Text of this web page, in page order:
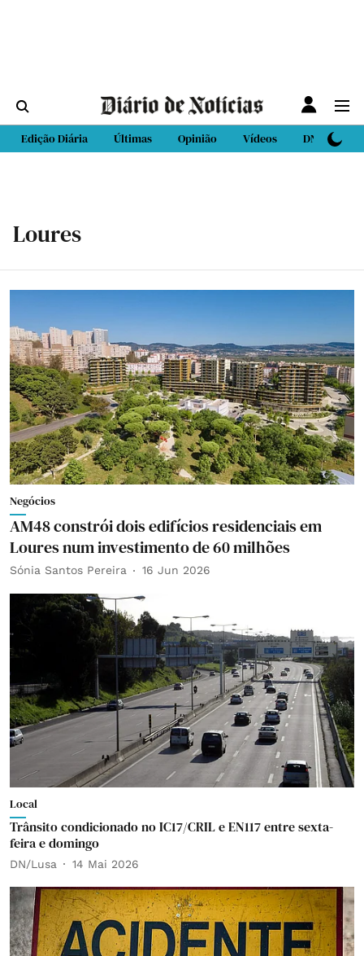
Edição Diária Últimas Opinião Vídeos DN Sport
Loures
Negócios
AM48 constrói dois edifícios residenciais em
Loures num investimento de 60 milhões
Sónia Santos Pereira 16 Jun 2026
Local
Trânsito condicionado no IC17/CRIL e EN117 entre sexta-
feira e domingo
DN/Lusa 14 Mai 2026